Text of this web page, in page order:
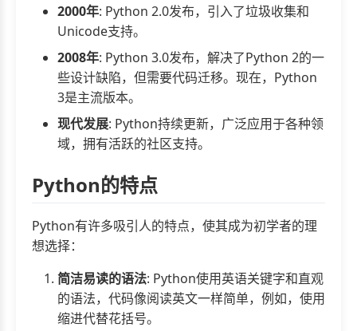
2000年: Python 2.0发布，引入了垃圾收集和
Unicode支持。
2008年: Python 3.0发布，解决了Python 2的一
些设计缺陷，但需要代码迁移。现在，Python
3是主流版本。
现代发展: Python持续更新，广泛应用于各种领
域，拥有活跃的社区支持。
Python的特点
Python有许多吸引人的特点，使其成为初学者的理
想选择：
简洁易读的语法: Python使用英语关键字和直观
的语法，代码像阅读英文一样简单，例如，使用
缩进代替花括号。